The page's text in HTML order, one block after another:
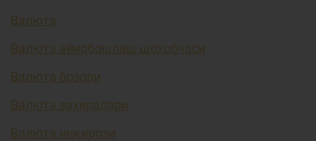
Валюта
Валюта айирбошлаш шохобчаси
Валюта бозори
Валюта заҳиралари
Валюта инқирози